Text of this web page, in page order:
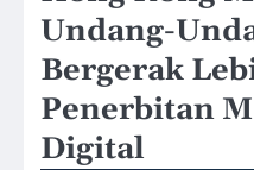
Undang-
Bergerak
Penerbitan
Digital